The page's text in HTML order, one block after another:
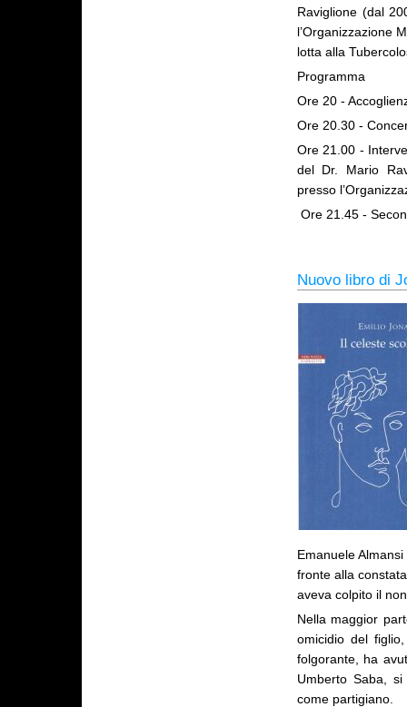
Raviglione (dal
l’Organizzazione
lotta alla
Programma
Ore 20 -
Ore 20.30 -
Ore 21.00 -
del Dr. Mario
presso
Ore 21.45 -
Nuovo libro di
Emanuele
fronte alla
aveva colpito il
Nella maggior
omicidio del
folgorante, ha
Umberto Saba,
come partigiano.